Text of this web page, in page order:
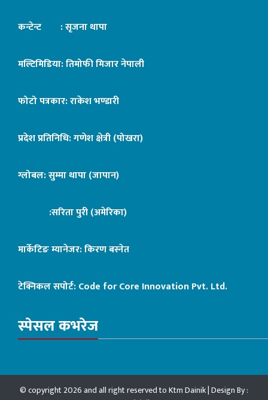
कन्टेन्ट : सृजना थापा
मल्टिमिडिया: तिमोफी मिजार नेपाली
फोटो पत्रकार: राकेश भण्डारी
प्रदेश प्रतिनिधि: गणेश क्षेत्री (पोखरा)
ग्लोबल: सुम्मा थापा (जापान)
:सरिता पुरी (अमेरिका)
मार्केटिङ म्यानेजर: किरण बस्नेत
टेक्निकल सपोर्ट:Code for Core Innovation Pvt. Ltd.
स्पेसल कभरेज
© copyright 2026 and all right reserved to Ktm Dainik | Design By :